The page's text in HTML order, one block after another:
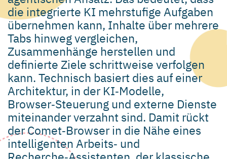
die integrierte KI mehrstufige Aufgaben
übernehmen kann, Inhalte über mehrere
Tabs hinweg vergleichen,
Zusammenhänge herstellen und
definierte Ziele schrittweise verfolgen
kann. Technisch basiert dies auf einer
Architektur, in der KI‑Modelle,
Browser‑Steuerung und externe Dienste
miteinander verzahnt sind. Damit rückt
der Comet‑Browser in die Nähe eines
intelligenten Arbeits‑ und